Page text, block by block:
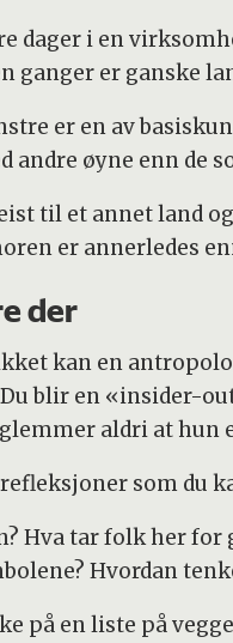
dager i en
ganger er ganske
er en av
andre øyne enn de
til et annet land
er annerledes
der
kan en
Du blir en «insider-
aldri at hun
som du
Hva tar folk her
Hvordan
på en liste på